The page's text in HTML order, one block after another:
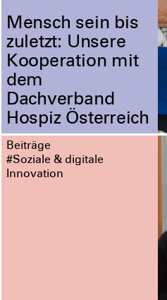
Mensch sein bis
zuletzt: Unsere
Kooperation mit
dem
Dachverband
Hospiz Österreich
Beiträge
#Soziale & digitale
Innovation